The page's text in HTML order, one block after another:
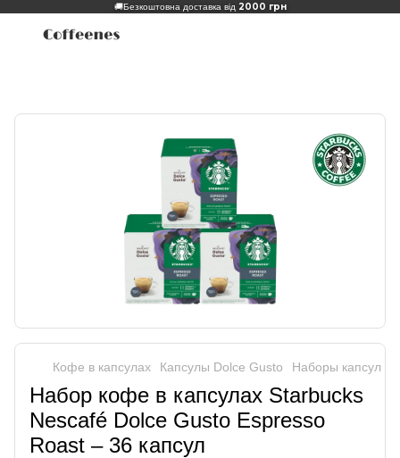
🚚Безкоштовна доставка від 2000 грн
Кофе в капсулах Капсулы Dolce Gusto Наборы капсул
Набор кофе в капсулах Starbucks
Nescafé Dolce Gusto Espresso
Roast – 36 капсул